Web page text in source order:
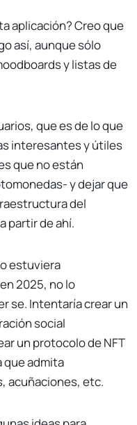
aplicación? Creo que
así, aunque sólo
y listas de
que es de lo que
interesantes y útiles
que no están
y dejar que
del
partir de ahí.
estuviera
2025, no lo
se. Intentaría crear un
social
un protocolo de NFT
que admita
acuñaciones, etc.